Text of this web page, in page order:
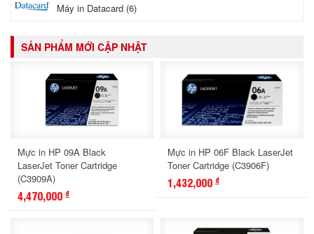
Máy in Datacard (6)
SẢN PHẨM MỚI CẬP NHẬT
Mực in HP 09A Black
LaserJet Toner Cartridge
(C3909A)
4,470,000 đ
Mực in HP 06F Black LaserJet
Toner Cartridge (C3906F)
1,432,000 đ